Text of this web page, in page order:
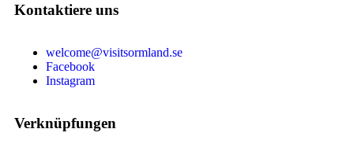
Kontaktiere uns
welcome@visitsormland.se
Facebook
Instagram
Verknüpfungen